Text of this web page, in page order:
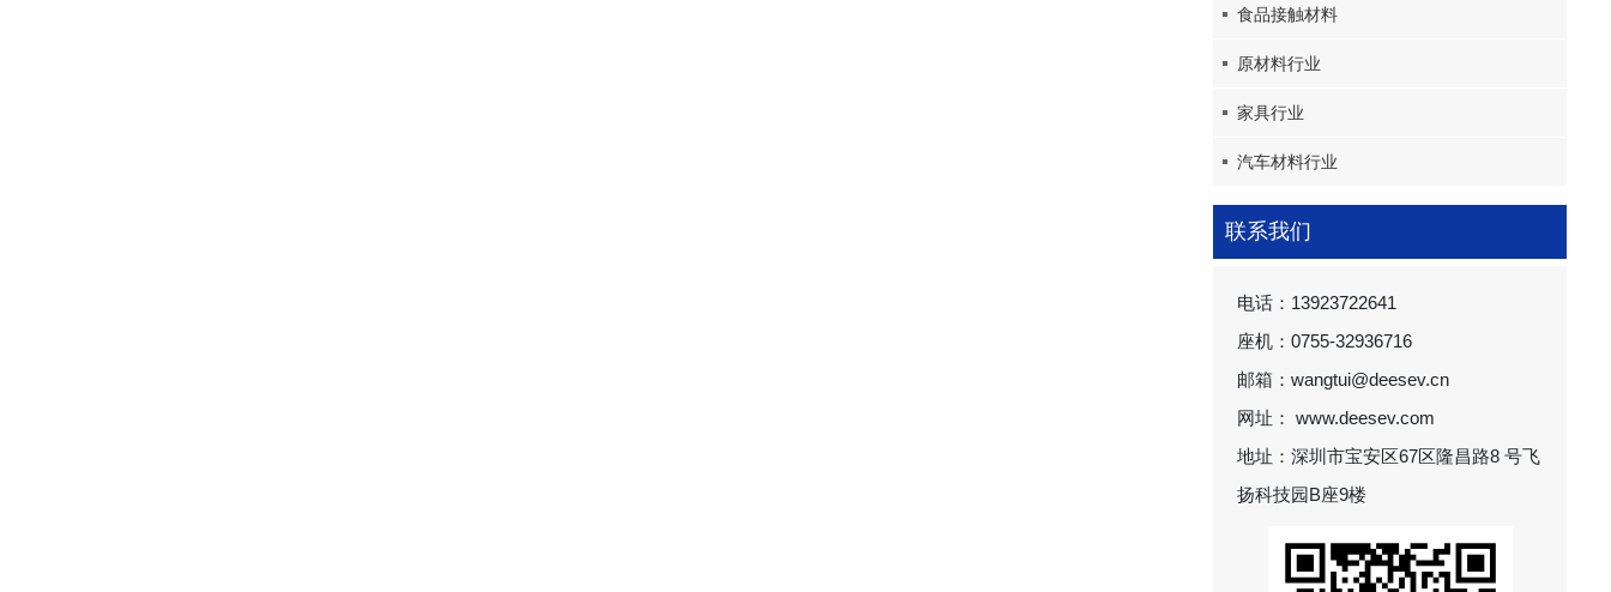
食品接触材料
原材料行业
家具行业
汽车材料行业
联系我们
电话：13923722641
座机：0755-32936716
邮箱：wangtui@deesev.cn
网址： www.deesev.com
地址：深圳市宝安区67区隆昌路8 号飞
扬科技园B座9楼